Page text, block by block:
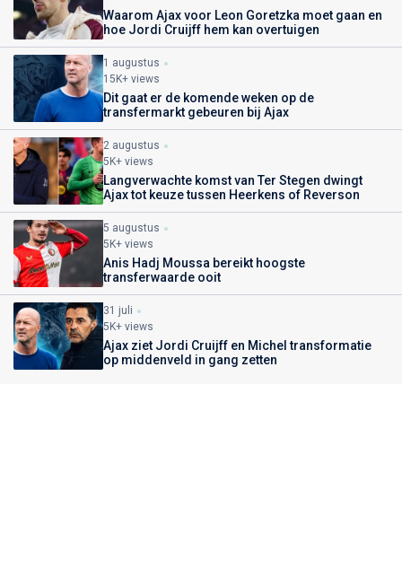
Waarom Ajax voor Leon Goretzka moet gaan en
hoe Jordi Cruijff hem kan overtuigen
1 augustus
15K+ views
Dit gaat er de komende weken op de
transfermarkt gebeuren bij Ajax
2 augustus
5K+ views
Langverwachte komst van Ter Stegen dwingt
Ajax tot keuze tussen Heerkens of Reverson
5 augustus
5K+ views
Anis Hadj Moussa bereikt hoogste
transferwaarde ooit
31 juli
5K+ views
Ajax ziet Jordi Cruijff en Michel transformatie
op middenveld in gang zetten